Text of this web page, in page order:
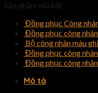
Sản phẩm nổi bật
Đồng phục Công
Đồng phục công
Bộ công nhân màu
Đồng phục công
Đồng phục công
Mô tả